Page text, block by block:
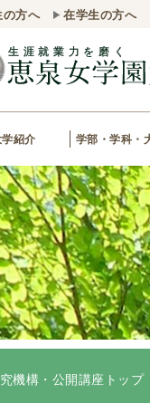
方へ 在学生の方へ
紹介 学部・学科・
機構・公開講座トップ